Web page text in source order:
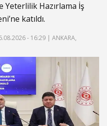
Yeterlilik Hazırlama İş
katıldı.
- 16:29 | ANKARA,